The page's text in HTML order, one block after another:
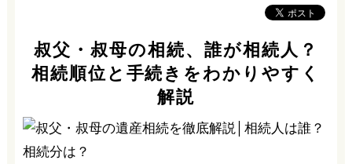
叔父・叔母の相続、誰が相続人？
相続順位と手続きをわかりやすく
解説